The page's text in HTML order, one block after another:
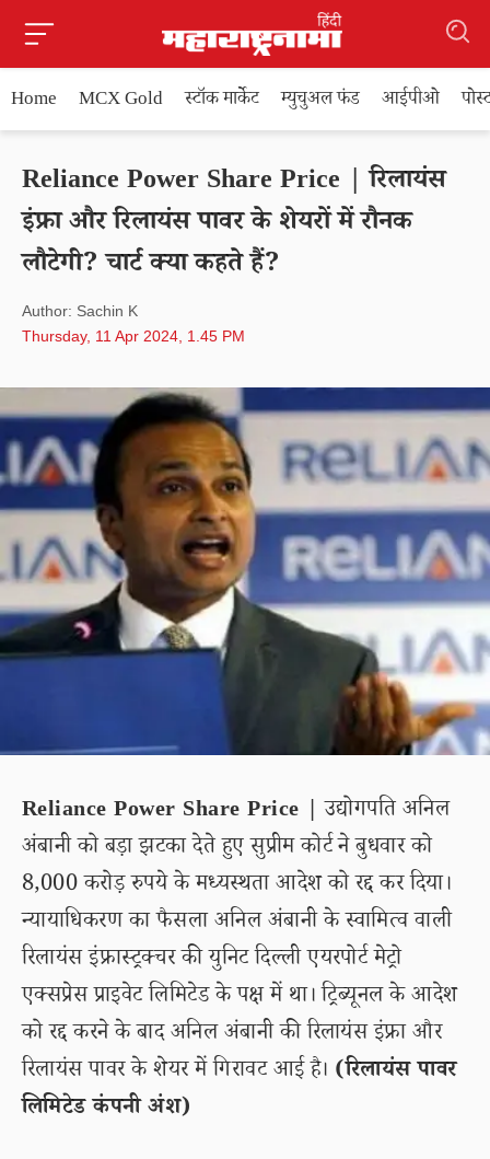
Home MCX Gold स्टॉक मार्केट म्युचुअल फंड आईपीओ
Reliance Power Share Price | रिलायंस
इंफ्रा और रिलायंस पावर के शेयरों में रौनक
लौटेगी? चार्ट क्या कहते हैं?
Author: Sachin K
Thursday, 11 Apr 2024, 1.45 PM
Reliance Power Share Price | उद्योगपति अनिल
अंबानी को बड़ा झटका देते हुए सुप्रीम कोर्ट ने बुधवार को
8,000 करोड़ रुपये के मध्यस्थता आदेश को रद्द कर दिया।
न्यायाधिकरण का फैसला अनिल अंबानी के स्वामित्व वाली
रिलायंस इंफ्रास्ट्रक्चर की युनिट दिल्ली एयरपोर्ट मेट्रो
एक्सप्रेस प्राइवेट लिमिटेड के पक्ष में था। ट्रिब्यूनल के आदेश
को रद्द करने के बाद अनिल अंबानी की रिलायंस इंफ्रा और
रिलायंस पावर के शेयर में गिरावट आई है। (रिलायंस पावर
लिमिटेड कंपनी अंश)